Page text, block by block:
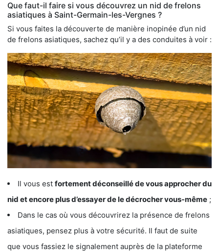
Que faut-il faire si vous découvrez un nid de frelons
asiatiques à Saint-Germain-les-Vergnes ?
Si vous faites la découverte de manière inopinée d’un nid
de frelons asiatiques, sachez qu’il y a des conduites à voir :
Il vous est fortement déconseillé de vous approcher du
nid et encore plus d’essayer de le décrocher vous-même ;
Dans le cas où vous découvrirez la présence de frelons
asiatiques, pensez plus à votre sécurité. Il faut de suite
que vous fassiez le signalement auprès de la plateforme